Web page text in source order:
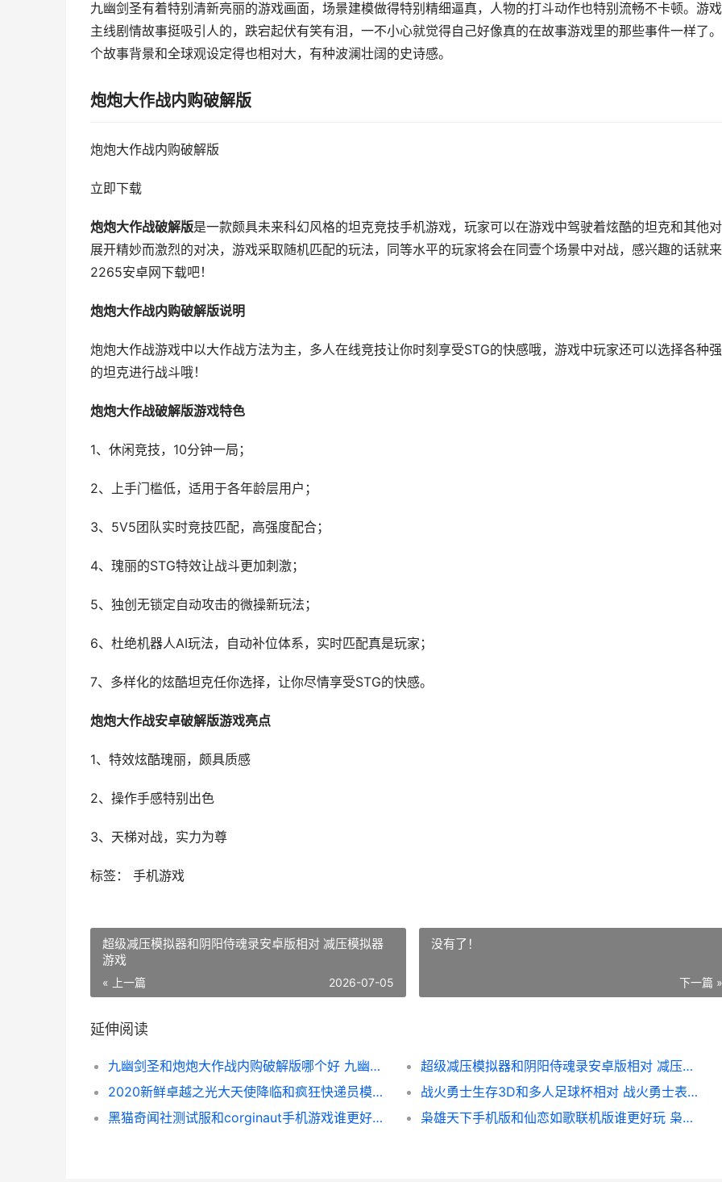
九幽剑圣有着特别清新亮丽的游戏画面，场景建模做得特别精细逼真，人物的打斗动作也特别流畅不卡顿。游
主线剧情故事挺吸引人的，跌宕起伏有笑有泪，一不小心就觉得自己好像真的在故事游戏里的那些事件一样了
个故事背景和全球观设定得也相对大，有种波澜壮阔的史诗感。
炮炮大作战内购破解版
炮炮大作战内购破解版
立即下载
炮炮大作战破解版是一款颇具未来科幻风格的坦克竞技手机游戏，玩家可以在游戏中驾驶着炫酷的坦克和其他
展开精妙而激烈的对决，游戏采取随机匹配的玩法，同等水平的玩家将会在同壹个场景中对战，感兴趣的话就来
2265安卓网下载吧！
炮炮大作战内购破解版说明
炮炮大作战游戏中以大作战方法为主，多人在线竞技让你时刻享受STG的快感哦，游戏中玩家还可以选择各种
的坦克进行战斗哦！
炮炮大作战破解版游戏特色
1、休闲竞技，10分钟一局；
2、上手门槛低，适用于各年龄层用户；
3、5V5团队实时竞技匹配，高强度配合；
4、瑰丽的STG特效让战斗更加刺激；
5、独创无锁定自动攻击的微操新玩法；
6、杜绝机器人AI玩法，自动补位体系，实时匹配真是玩家；
7、多样化的炫酷坦克任你选择，让你尽情享受STG的快感。
炮炮大作战安卓破解版游戏亮点
1、特效炫酷瑰丽，颇具质感
2、操作手感特别出色
3、天梯对战，实力为尊
标签： 手机游戏
超级减压模拟器和阴阳侍魂录安卓版相对 减压模拟器
游戏
« 上一篇 2026-07-05
没有了！
下一篇 »
延伸阅读
九幽剑圣和炮炮大作战内购破解版哪个好 九幽剑圣和炮炮哪个好
超级减压模拟器和阴阳侍魂录安卓版相对 减压模拟器游戏
2020新鲜卓越之光大天使降临和疯狂快递员模拟器谁更好玩 卓越之星的意思是什么
战火勇士生存3D和多人足球杯相对 战火勇士表怎么样
黑猫奇闻社测试服和corginaut手机游戏谁更好玩 黑猫奇闻社攻略
枭雄天下手机版和仙恋如歌联机版谁更好玩 枭雄天下下载